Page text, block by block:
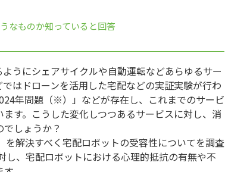
なものか知っていると回答
うにシェアサイクルや自動運転などあらゆるサー
はドローンを活用した宅配などの実証実験が行わ
年問題（※）」などが存在し、これまでのサービ
す。こうした変化しつつあるサービスに対し、消
しょうか？
を解決すべく宅配ロボットの受容性についてを調査
し、宅配ロボットにおける心理的抵抗の有無や不